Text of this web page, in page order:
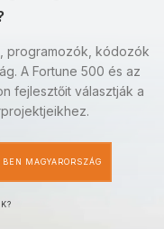
programozók, kódozók
A Fortune 500 és az
fejlesztőit választják a
MAGYARORSZÁG